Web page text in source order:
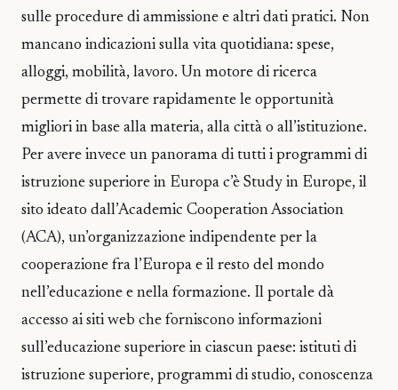
sulle procedure di ammissione e altri dati pratici. Non
mancano indicazioni sulla vita quotidiana: spese,
alloggi, mobilità, lavoro. Un motore di ricerca
permette di trovare rapidamente le opportunità
migliori in base alla materia, alla città o all’istituzione.
Per avere invece un panorama di tutti i programmi di
istruzione superiore in Europa c’è Study in Europe, il
sito ideato dall’Academic Cooperation Association
(ACA), un’organizzazione indipendente per la
cooperazione fra l’Europa e il resto del mondo
nell’educazione e nella formazione. Il portale dà
accesso ai siti web che forniscono informazioni
sull’educazione superiore in ciascun paese: istituti di
istruzione superiore, programmi di studio, conoscenza